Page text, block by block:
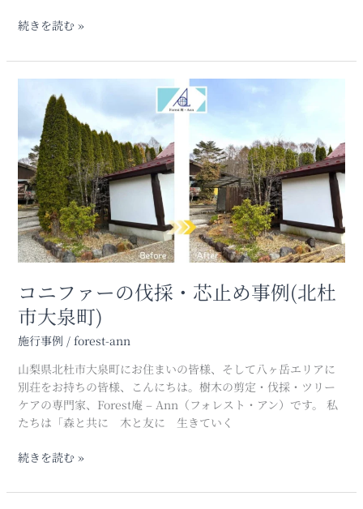
る
殊
伐
市
高
根
町)
続きを読む »
コニファーの伐採・芯止め事例(北杜
市大泉町)
施行事例 / forest-ann
山梨県北杜市大泉町にお住まいの皆様、そして八ヶ岳エリアに
別荘をお持ちの皆様、こんにちは。樹木の剪定・伐採・ツリー
ケアの専門家、Forest庵 – Ann（フォレスト・アン）です。 私
たちは「森と共に 木と友に 生きていく
ァ
ー
の
伐
採・
芯
止
め
例
(北
杜
大
泉
町)
続きを読む »